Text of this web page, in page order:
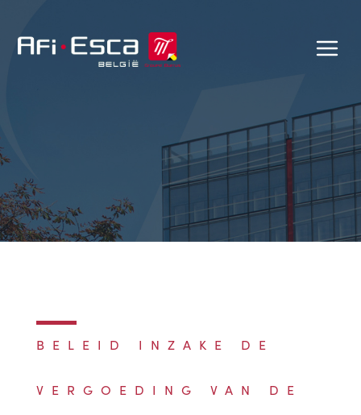
BELEID INZAKE DE
VERGOEDING VAN DE